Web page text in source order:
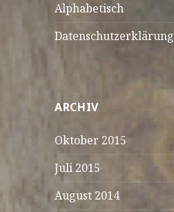
Alphabetisch
Datenschutzerklärung
ARCHIV
Oktober 2015
Juli 2015
August 2014